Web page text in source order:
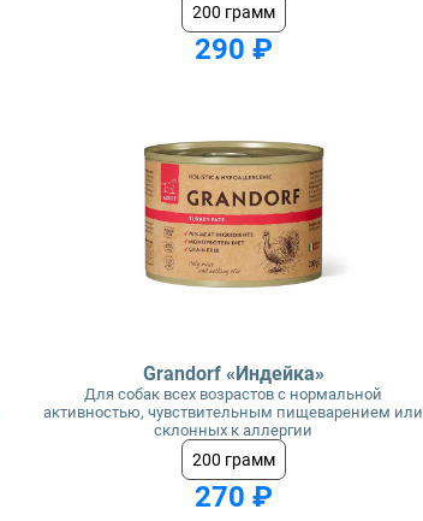
200 грамм
290 ₽
Grandorf «Индейка»
Для собак всех возрастов с нормальной
активностью, чувствительным пищеварением или
склонных к аллергии
200 грамм
270 ₽